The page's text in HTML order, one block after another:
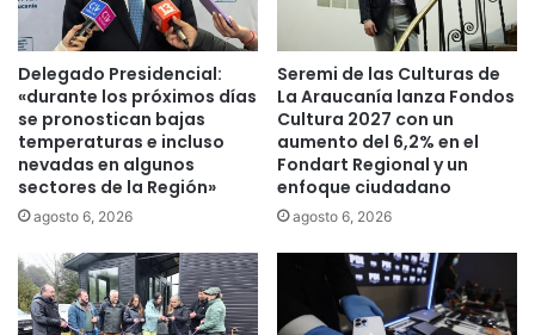
s
p
a
L
a
A
r
u
c
a
a
l
e
m
a
r
c
a
n
u
e
Delegado Presidencial:
«durante los próximos días
se pronostican bajas
temperaturas e incluso
nevadas en algunos
sectores de la Región»
agosto 6, 2026
Seremi de las Culturas de
La Araucanía lanza Fondos
Cultura 2027 con un
aumento del 6,2% en el
Fondart Regional y un
enfoque ciudadano
agosto 6, 2026